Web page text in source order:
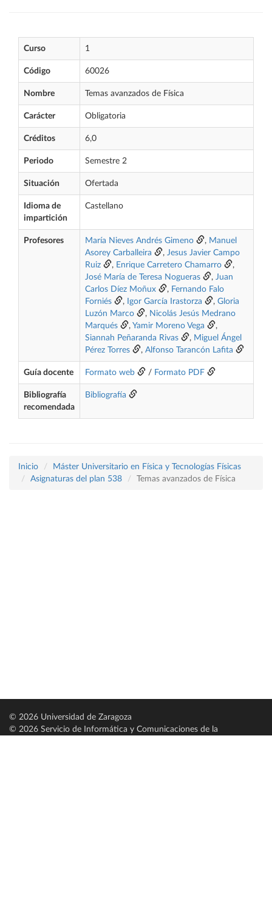
Curso 1
Código 60026
Nombre Temas avanzados de Física
Carácter Obligatoria
Créditos 6,0
Periodo Semestre 2
Situación Ofertada
Idioma de
impartición
Castellano
Profesores María Nieves Andrés Gimeno , Manuel
Asorey Carballeira
, Jesus Javier Campo
Ruiz
, Enrique Carretero Chamarro
,
José María de Teresa Nogueras
, Juan
Carlos Díez Moñux
, Fernando Falo
Forniés
, Igor García Irastorza , Gloria
Luzón Marco
, Nicolás Jesús Medrano
Marqués
, Yamir Moreno Vega
,
Siannah Peñaranda Rivas
, Miguel Ángel
Pérez Torres
, Alfonso Tarancón Lafita
Guía docente Formato web / Formato PDF
Bibliografía
recomendada
Bibliografía
Inicio
Máster Universitario en Física y Tecnologías Físicas
Asignaturas del plan 538
Temas avanzados de Física
© 2026 Universidad de Zaragoza
© 2026 Servicio de Informática y Comunicaciones de la